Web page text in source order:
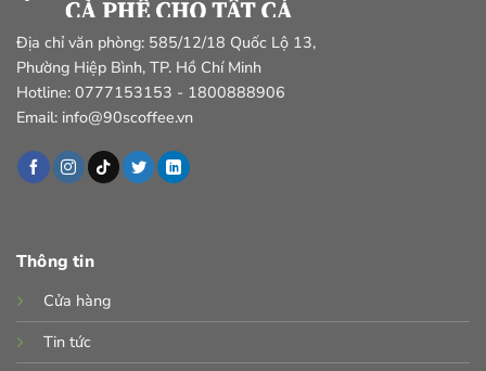
Địa chỉ văn phòng: 585/12/18 Quốc Lộ 13,
Phường Hiệp Bình, TP. Hồ Chí Minh
Hotline: 0777153153 - 1800888906
Email: info@90scoffee.vn
Thông tin
Cửa hàng
Tin tức